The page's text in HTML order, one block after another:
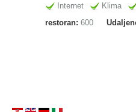
Internet Klima
restoran: 600